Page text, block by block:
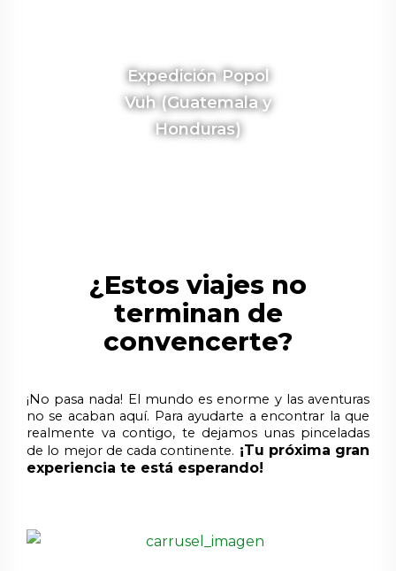
Expedición Popol
Vuh (Guatemala y
Honduras)
¿Estos viajes no
terminan de
convencerte?
¡No pasa nada! El mundo es enorme y las aventuras
no se acaban aquí. Para ayudarte a encontrar la que
realmente va contigo, te dejamos unas pinceladas
de lo mejor de cada continente. ¡Tu próxima gran
experiencia te está esperando!